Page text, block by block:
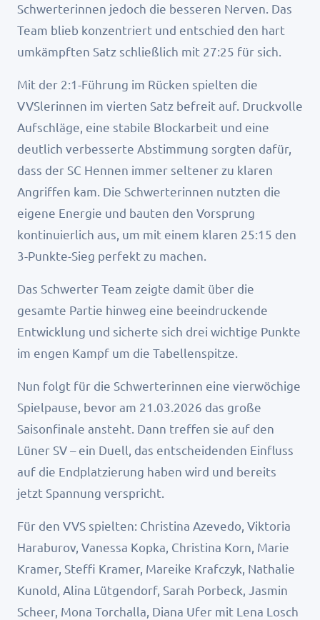
Schwerterinnen jedoch die besseren Nerven. Das
Team blieb konzentriert und entschied den hart
umkämpften Satz schließlich mit 27:25 für sich.
Mit der 2:1-Führung im Rücken spielten die
VVSlerinnen im vierten Satz befreit auf. Druckvolle
Aufschläge, eine stabile Blockarbeit und eine
deutlich verbesserte Abstimmung sorgten dafür,
dass der SC Hennen immer seltener zu klaren
Angriffen kam. Die Schwerterinnen nutzten die
eigene Energie und bauten den Vorsprung
kontinuierlich aus, um mit einem klaren 25:15 den
3-Punkte-Sieg perfekt zu machen.
Das Schwerter Team zeigte damit über die
gesamte Partie hinweg eine beeindruckende
Entwicklung und sicherte sich drei wichtige Punkte
im engen Kampf um die Tabellenspitze.
Nun folgt für die Schwerterinnen eine vierwöchige
Spielpause, bevor am 21.03.2026 das große
Saisonfinale ansteht. Dann treffen sie auf den
Lüner SV – ein Duell, das entscheidenden Einfluss
auf die Endplatzierung haben wird und bereits
jetzt Spannung verspricht.
Für den VVS spielten: Christina Azevedo, Viktoria
Haraburov, Vanessa Kopka, Christina Korn, Marie
Kramer, Steffi Kramer, Mareike Krafczyk, Nathalie
Kunold, Alina Lütgendorf, Sarah Porbeck, Jasmin
Scheer, Mona Torchalla, Diana Ufer mit Lena Losch